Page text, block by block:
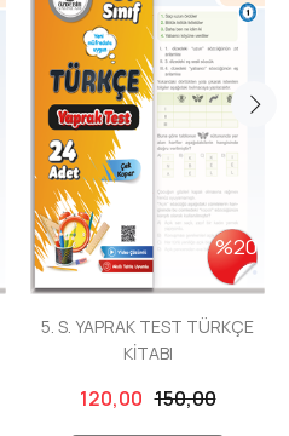
%20
5. S. YAPRAK TEST TÜRKÇE
KİTABI
120,00 150,00